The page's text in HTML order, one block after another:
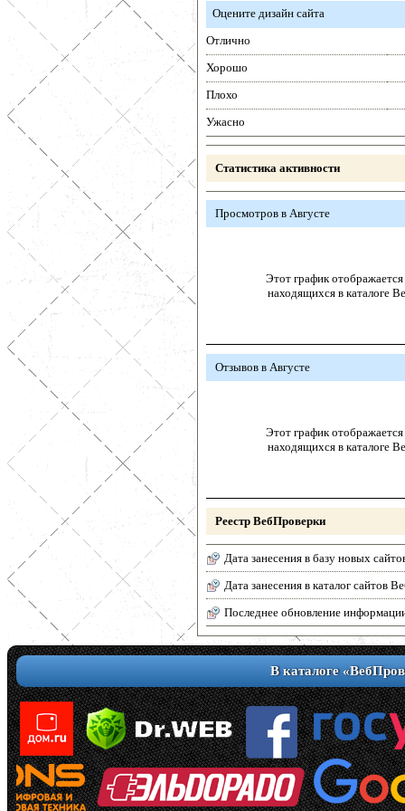
Оцените дизайн сайта
Отлично
Хорошо
Плохо
Ужасно
Статистика активности
Просмотров в Августе
Этот график отображается
находящихся в каталоге
Отзывов в Августе
Этот график отображается
находящихся в каталоге
Реестр ВебПроверки
Дата занесения в базу новых
Дата занесения в каталог сайтов
Последнее обновление
В каталоге